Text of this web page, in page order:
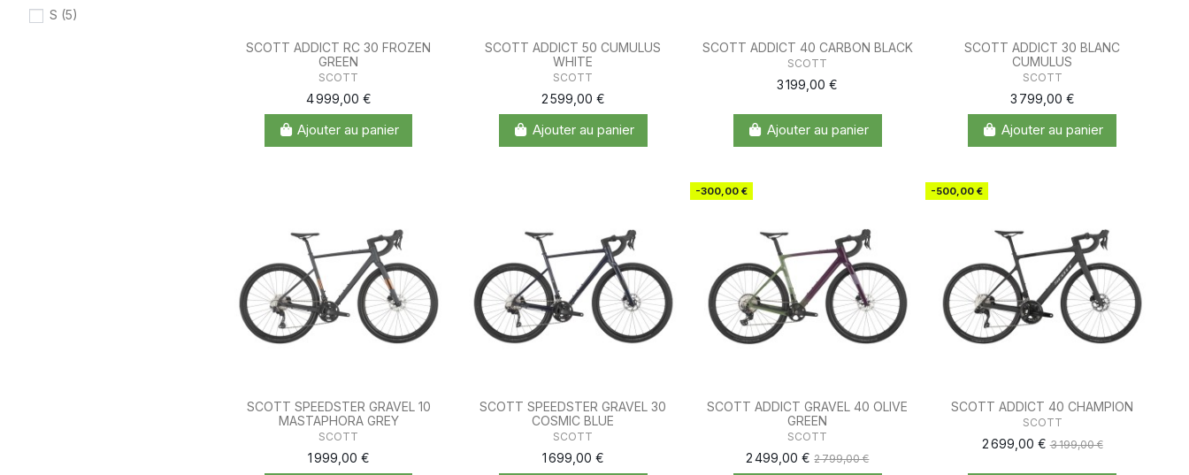
SCOTT ADDICT RC 30 FROZEN
GREEN
SCOTT
4 999,00 €
Ajouter au panier
SCOTT ADDICT 50 CUMULUS
WHITE
SCOTT
2 599,00 €
Ajouter au panier
SCOTT ADDICT 40 CARBON BLACK
SCOTT
3 199,00 €
Ajouter au panier
SCOTT ADDICT 30 BLANC
CUMULUS
SCOTT
3 799,00 €
Ajouter au panier
SCOTT SPEEDSTER GRAVEL 10
MASTAPHORA GREY
SCOTT
1 999,00 €
SCOTT SPEEDSTER GRAVEL 30
COSMIC BLUE
SCOTT
1 699,00 €
-300,00 €
SCOTT ADDICT GRAVEL 40 OLIVE
GREEN
SCOTT
2 499,00 €2 799,00 €
-500,00 €
SCOTT ADDICT 40 CHAMPION
SCOTT
2 699,00 €3 199,00 €
S (5)